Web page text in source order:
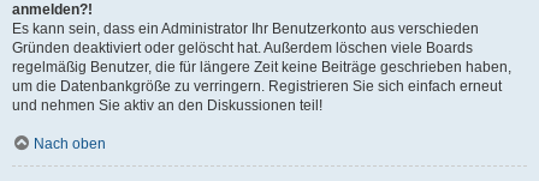
anmelden?!
Es kann sein, dass ein Administrator Ihr Benutzerkonto aus verschieden
Gründen deaktiviert oder gelöscht hat. Außerdem löschen viele Boards
regelmäßig Benutzer, die für längere Zeit keine Beiträge geschrieben haben,
um die Datenbankgröße zu verringern. Registrieren Sie sich einfach erneut
und nehmen Sie aktiv an den Diskussionen teil!
Nach oben